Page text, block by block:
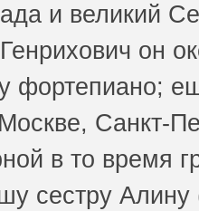
и великий
он
фортепиано;
Санкт-
в то время
сестру Алину